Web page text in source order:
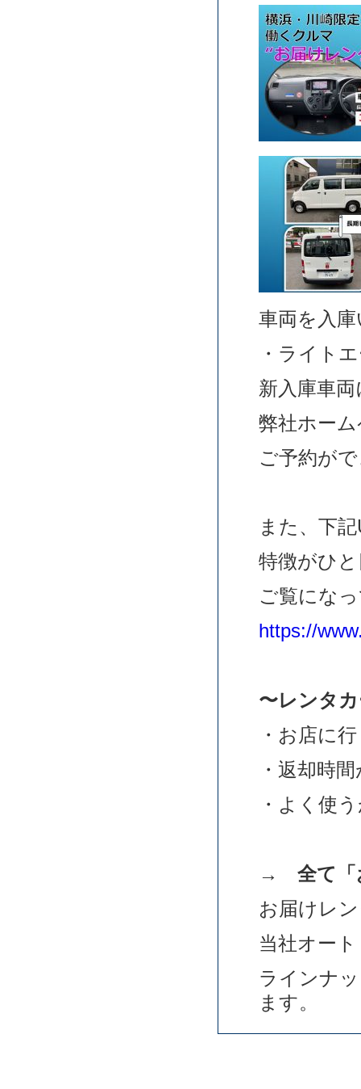
車両を入
・ライト
新入庫車
弊社ホー
ご予約が
また、下
特徴がひ
ご覧にな
https://
〜レンタ
・お店に
・返却時
・よく使
→
全て「
お届けレ
当社オー
ラインナ
ます。